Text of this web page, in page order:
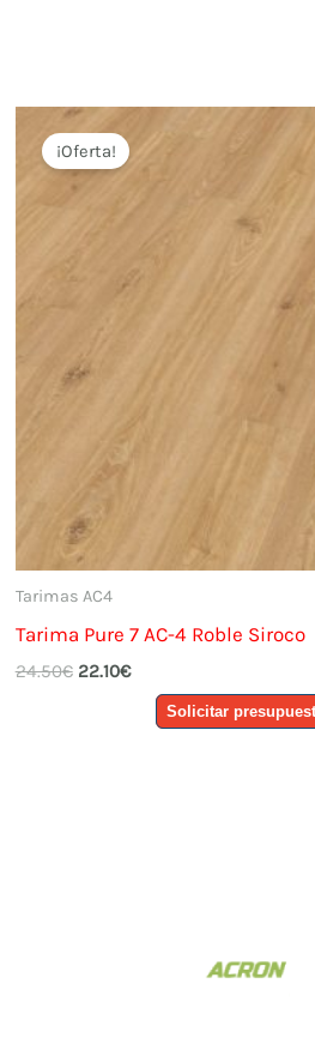
¡Oferta!
Tarimas AC4
Tarima Pure 7 AC-4 Roble Siroco
24.50€ El
22.10€El
precio
actualSolicitar